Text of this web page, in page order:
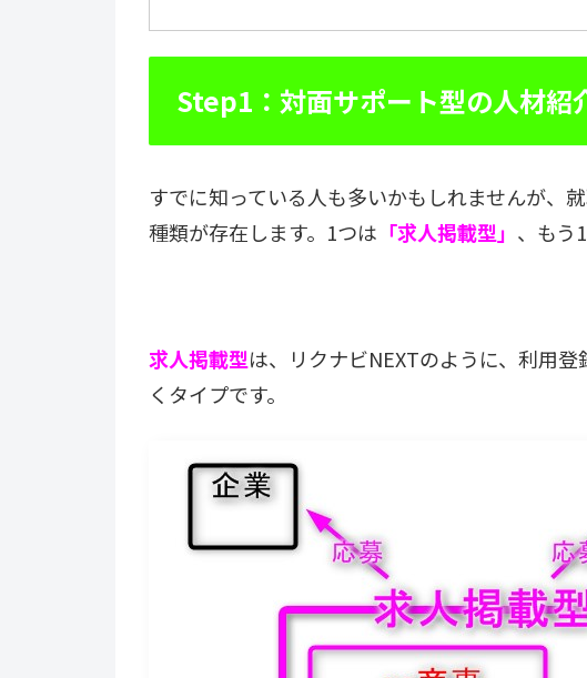
Step1：対面サポート型の人材紹
すでに知っている人も多いかもしれませんが、
種類が存在します。1つは 「求人掲載型」 、もう
求人掲載型は、リクナビNEXTのように、利用
くタイプです。